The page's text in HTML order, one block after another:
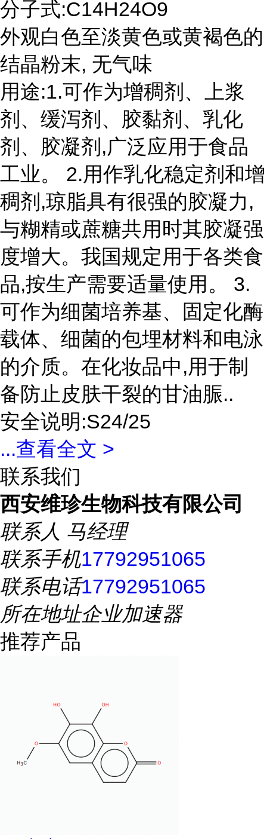
分子式:C14H24O9
外观白色至淡黄色或黄褐色的
结晶粉末, 无气味
用途:1.可作为增稠剂、上浆
剂、缓泻剂、胶黏剂、乳化
剂、胶凝剂,广泛应用于食品
工业。 2.用作乳化稳定剂和增
稠剂,琼脂具有很强的胶凝力,
与糊精或蔗糖共用时其胶凝强
度增大。我国规定用于各类食
品,按生产需要适量使用。 3.
可作为细菌培养基、固定化酶
载体、细菌的包埋材料和电泳
的介质。在化妆品中,用于制
备防止皮肤干裂的甘油脤..
安全说明:S24/25
...查看全文 >
联系我们
西安维珍生物科技有限公司
联系人 马经理
联系手机17792951065
联系电话17792951065
所在地址企业加速器
推荐产品